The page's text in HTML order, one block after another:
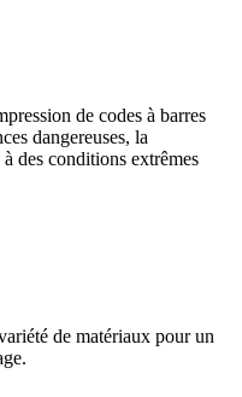
de codes à barres
dangereuses, la
des conditions extrêmes
de matériaux pour un